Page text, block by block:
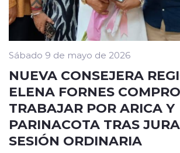
Sábado 9 de mayo de 2026
NUEVA CONSEJERA
ELENA FORNES
TRABAJAR POR ARICA Y
PARINACOTA TRAS
SESIÓN ORDINARIA